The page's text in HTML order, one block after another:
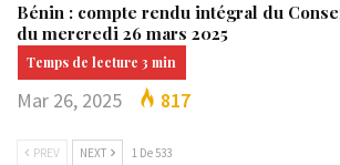
Bénin : compte rendu intégral du
du mercredi 26 mars 2025
Mar 26, 2025 817
PREV NEXT 1 De 533